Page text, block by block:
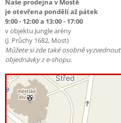
Naše prodejna v Mostě
je otevřena pondělí až pátek
9:00 - 12:00 a 13:00 - 17:00
v objektu Jungle arény
(J. Průchy 1682, Most)
Můžete si zde také osobně vyzvednout
objednávky z e-shopu.